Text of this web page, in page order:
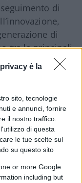
è la
sito, tecnologie
e annunci, fornire
il nostro traffico.
di questa
le tue scelte sul
su questo sito
or more Google
including but
di
di
tra le principali
dopo
fondi di
alto potenziale
Dawn,
un’ampia
che stanno
, come
sanitaria.